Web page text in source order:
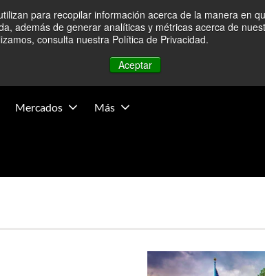
para recopilar información acerca de la manera en
además de generar analíticas y métricas acerca de
consulta nuestra Política de Privacidad.
Aceptar
en Medio Oriente — Las operaciones no se
Mercados Más